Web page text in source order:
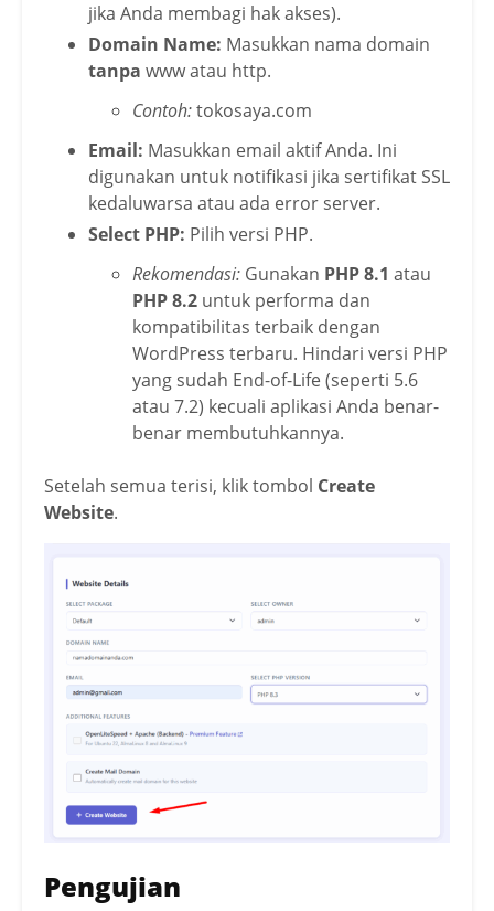
jika Anda membagi hak akses).
Domain Name: Masukkan nama domain
tanpa www atau http.
Contoh:tokosaya.com
Email: Masukkan email aktif Anda. Ini
digunakan untuk notifikasi jika sertifikat SSL
kedaluwarsa atau ada error server.
Select PHP: Pilih versi PHP.
Rekomendasi: Gunakan PHP 8.1 atau
PHP 8.2 untuk performa dan
kompatibilitas terbaik dengan
WordPress terbaru. Hindari versi PHP
yang sudah End-of-Life (seperti 5.6
atau 7.2) kecuali aplikasi Anda benar-
benar membutuhkannya.
Setelah semua terisi, klik tombol Create
Website.
Pengujian